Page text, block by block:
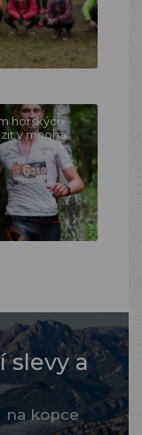
horských
v mnoha
slevy a
na kopce